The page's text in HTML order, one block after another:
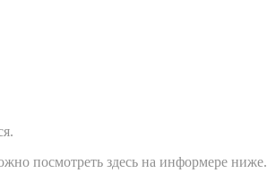
посмотреть здесь на информере ниже.